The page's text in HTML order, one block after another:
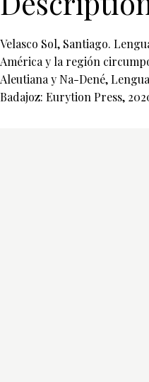
Velasco Sol, Santiago.
América y la región
Aleutiana y Na-Dené,
Badajoz: Eurytion Press,